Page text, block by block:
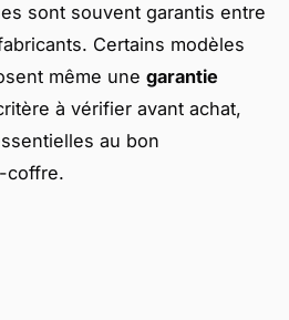
sont souvent garantis entre
Certains modèles
même une garantie
à vérifier avant achat,
au bon
coffre.